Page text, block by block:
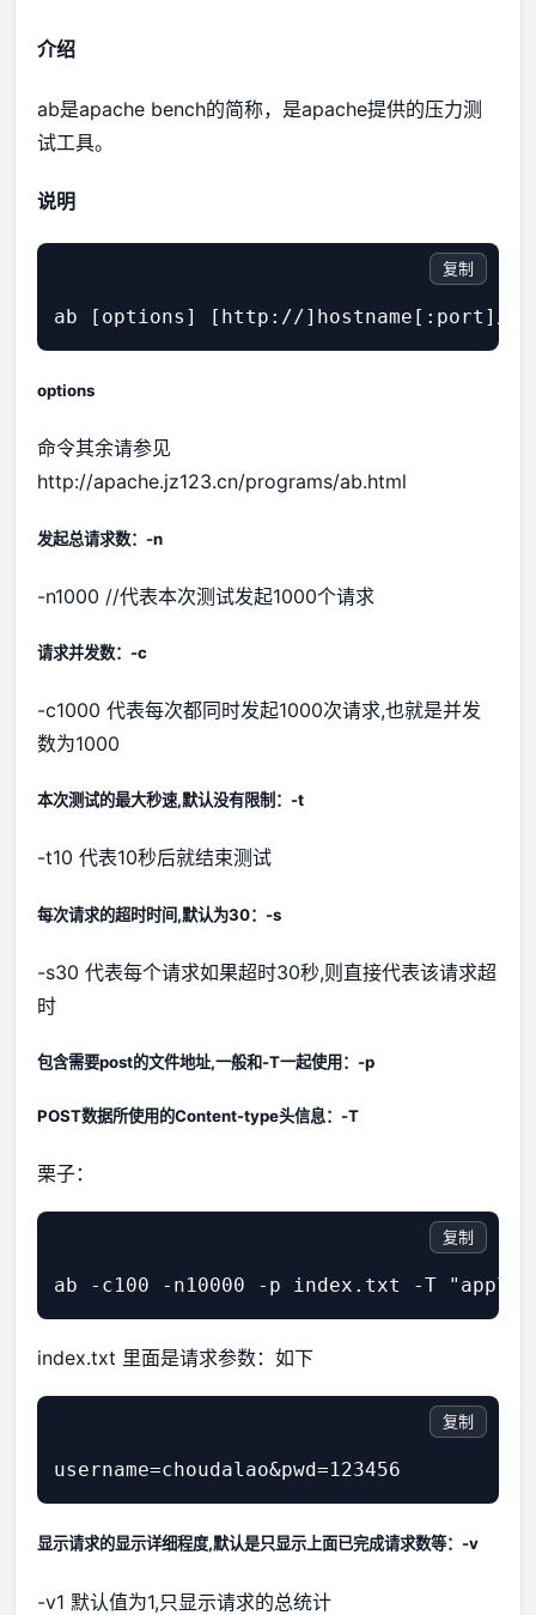
介绍
ab是apache bench的简称，是apache提供的压力测
试工具。
说明
复制
options
命令其余请参见
http://apache.jz123.cn/programs/ab.html
发起总请求数：-n
-n1000 //代表本次测试发起1000个请求
请求并发数：-c
-c1000 代表每次都同时发起1000次请求,也就是并发
数为1000
本次测试的最大秒速,默认没有限制：-t
-t10 代表10秒后就结束测试
每次请求的超时时间,默认为30：-s
-s30 代表每个请求如果超时30秒,则直接代表该请求超
时
包含需要post的文件地址,一般和-T一起使用：-p
POST数据所使用的Content-type头信息：-T
栗子：
复制
index.txt 里面是请求参数：如下
复制
显示请求的显示详细程度,默认是只显示上面已完成请求数等：-v
-v1 默认值为1,只显示请求的总统计